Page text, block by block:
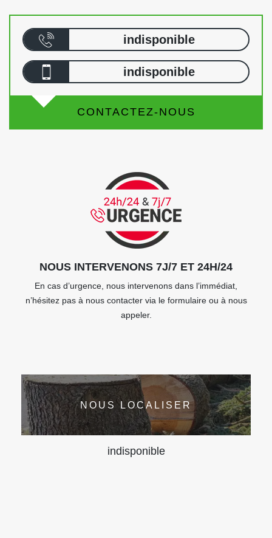
indisponible
indisponible
CONTACTEZ-NOUS
NOUS INTERVENONS 7J/7 ET 24H/24
En cas d’urgence, nous intervenons dans l’immédiat,
n’hésitez pas à nous contacter via le formulaire ou à nous
appeler.
NOUS LOCALISER
indisponible